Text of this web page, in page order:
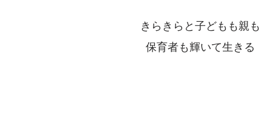
き らきらと子どもも親も
保育者も輝いて生きる